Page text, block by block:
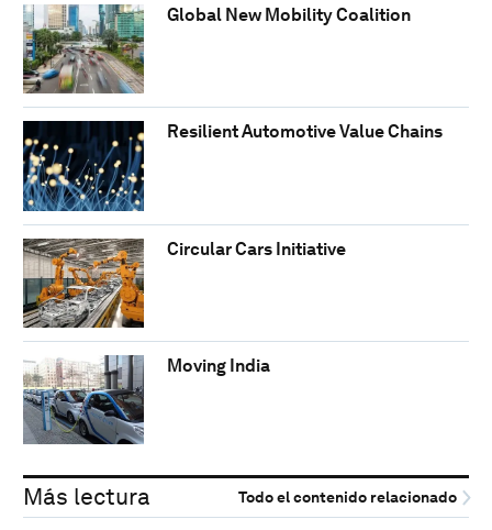
Global New Mobility Coalition
Resilient Automotive Value Chains
Circular Cars Initiative
Moving India
Más lectura Todo el contenido relacionado